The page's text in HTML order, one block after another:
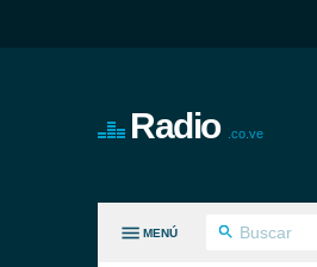
Radio .co.ve
MENÚ